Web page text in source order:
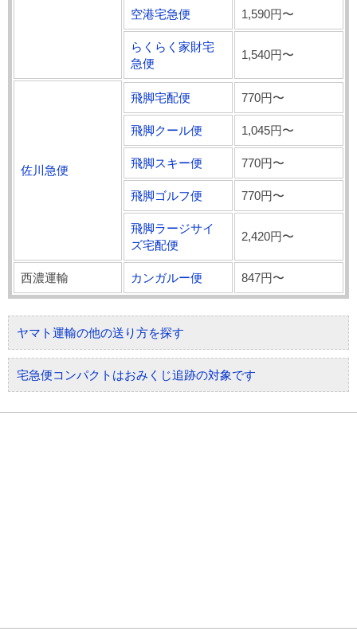
空港宅急便 1,590円〜
らくらく家財宅
急便
1,540円〜
佐川急便
飛脚宅配便 770円〜
飛脚クール便 1,045円〜
飛脚スキー便 770円〜
飛脚ゴルフ便 770円〜
飛脚ラージサイ
ズ宅配便
2,420円〜
西濃運輸 カンガルー便 847円〜
ヤマト運輸の他の送り方を探す
宅急便コンパクトはおみくじ追跡の対象です